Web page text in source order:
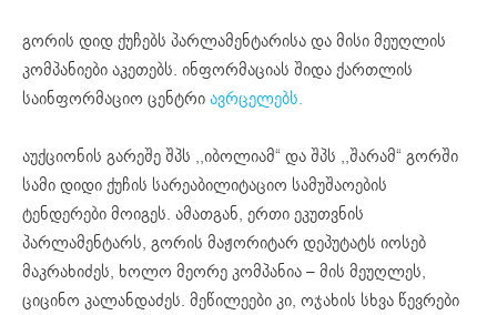
გორის დიდ ქუჩებს პარლამენტარისა და მისი მეუღლის
კომპანიები აკეთებს. ინფორმაციას შიდა ქართლის
საინფორმაციო ცენტრიავრცელებს.
აუქციონის გარეშე შპს ,,იბოლიამ“ და შპს ,,შარამ“ გორში
სამი დიდი ქუჩის სარეაბილიტაციო სამუშაოების
ტენდერები მოიგეს. ამათგან, ერთი ეკუთვნის
პარლამენტარს, გორის მაჟორიტარ დეპუტატს იოსებ
მაკრახიძეს, ხოლო მეორე კომპანია – მის მეუღლეს,
ციცინო კალანდაძეს. მეწილეები კი, ოჯახის სხვა წევრები